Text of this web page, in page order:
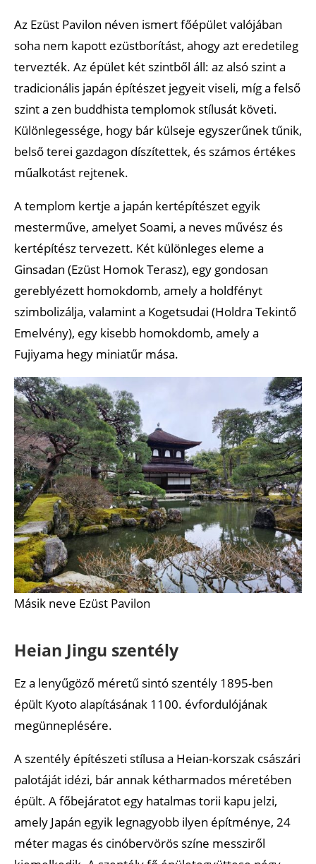
Az Ezüst Pavilon néven ismert főépület valójában
soha nem kapott ezüstborítást, ahogy azt eredetileg
tervezték. Az épület két szintből áll: az alsó szint a
tradicionális japán építészet jegyeit viseli, míg a felső
szint a zen buddhista templomok stílusát követi.
Különlegessége, hogy bár külseje egyszerűnek tűnik,
belső terei gazdagon díszítettek, és számos értékes
műalkotást rejtenek.
A templom kertje a japán kertépítészet egyik
mesterműve, amelyet Soami, a neves művész és
kertépítész tervezett. Két különleges eleme a
Ginsadan (Ezüst Homok Terasz), egy gondosan
gereblyézett homokdomb, amely a holdfényt
szimbolizálja, valamint a Kogetsudai (Holdra Tekintő
Emelvény), egy kisebb homokdomb, amely a
Fujiyama hegy miniatűr mása.
Másik neve Ezüst Pavilon
Heian Jingu szentély
Ez a lenyűgöző méretű sintó szentély 1895-ben
épült Kyoto alapításának 1100. évfordulójának
megünneplésére.
A szentély építészeti stílusa a Heian-korszak császári
palotáját idézi, bár annak kétharmados méretében
épült. A főbejáratot egy hatalmas torii kapu jelzi,
amely Japán egyik legnagyobb ilyen építménye, 24
méter magas és cinóbervörös színe messziről